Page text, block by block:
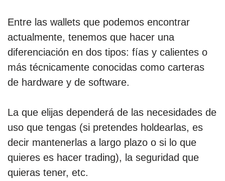
Entre las wallets que podemos encontrar
actualmente, tenemos que hacer una
diferenciación en dos tipos: fías y calientes o
más técnicamente conocidas como carteras
de hardware y de software.
La que elijas dependerá de las necesidades de
uso que tengas (si pretendes holdearlas, es
decir mantenerlas a largo plazo o si lo que
quieres es hacer trading), la seguridad que
quieras tener, etc.